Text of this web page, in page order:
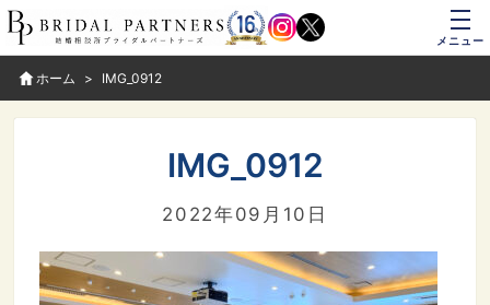
メニュー
ホーム IMG_0912
IMG_0912
2022年09月10日